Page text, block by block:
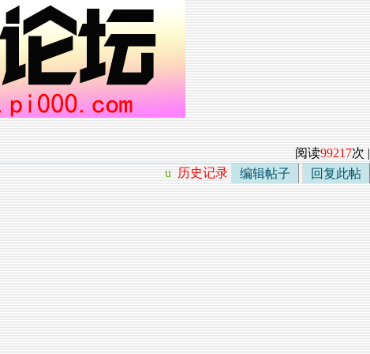
阅读99217次 |
u 历史记录 编辑帖子
回复此帖